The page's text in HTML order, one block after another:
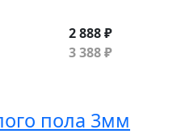
2 888 ₽
3 388 ₽
пола 3мм